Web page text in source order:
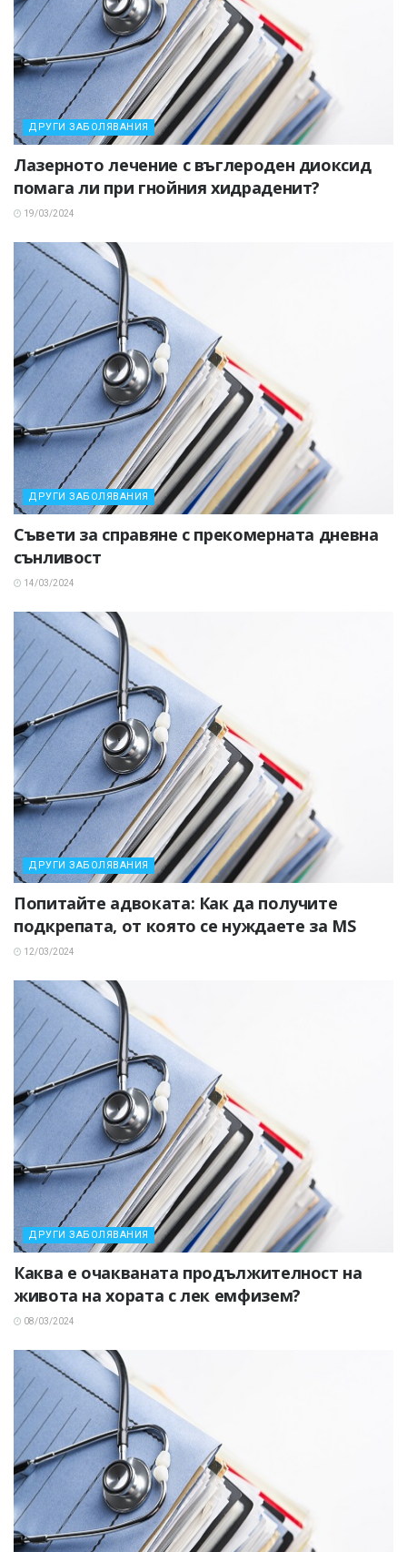
ДРУГИ ЗАБОЛЯВАНИЯ
Лазерното лечение с въглероден диоксид
помага ли при гнойния хидраденит?
19/03/2024
ДРУГИ ЗАБОЛЯВАНИЯ
Съвети за справяне с прекомерната дневна
сънливост
14/03/2024
ДРУГИ ЗАБОЛЯВАНИЯ
Попитайте адвоката: Как да получите
подкрепата, от която се нуждаете за MS
12/03/2024
ДРУГИ ЗАБОЛЯВАНИЯ
Каква е очакваната продължителност на
живота на хората с лек емфизем?
08/03/2024